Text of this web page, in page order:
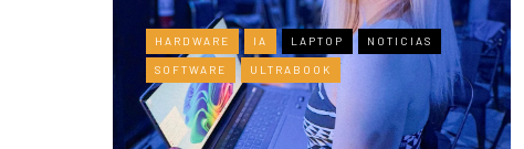
HARDWARE IA LAPTOP NOTICIAS
SOFTWARE ULTRABOOK